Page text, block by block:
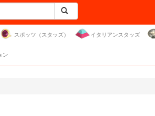
スポッツ（スタッズ） イタリアンスタッズ
ン